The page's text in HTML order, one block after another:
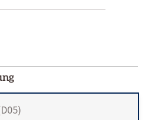
D05)